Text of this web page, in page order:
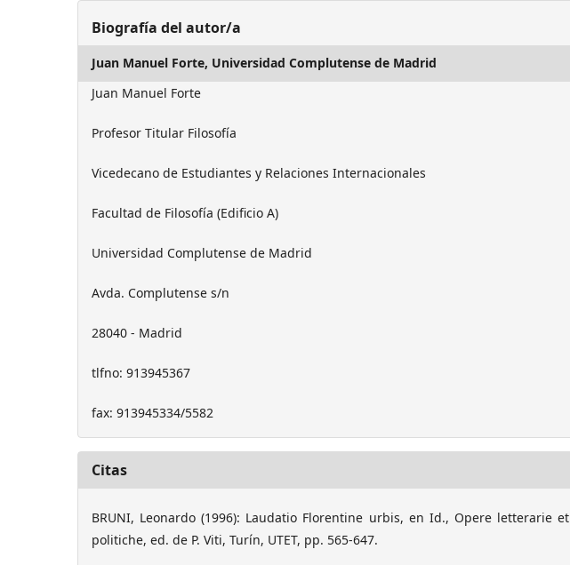
Biografía del autor/a
Juan Manuel Forte, Universidad Complutense de Madrid
Juan Manuel Forte
Profesor Titular Filosofía
Vicedecano de Estudiantes y Relaciones Internacionales
Facultad de Filosofía (Edificio A)
Universidad Complutense de Madrid
Avda. Complutense s/n
28040 - Madrid
tlfno: 913945367
fax: 913945334/5582
Citas
BRUNI, Leonardo (1996): Laudatio Florentine urbis, en Id., Opere letterarie et
politiche, ed. de P. Viti, Turín, UTET, pp. 565-647.